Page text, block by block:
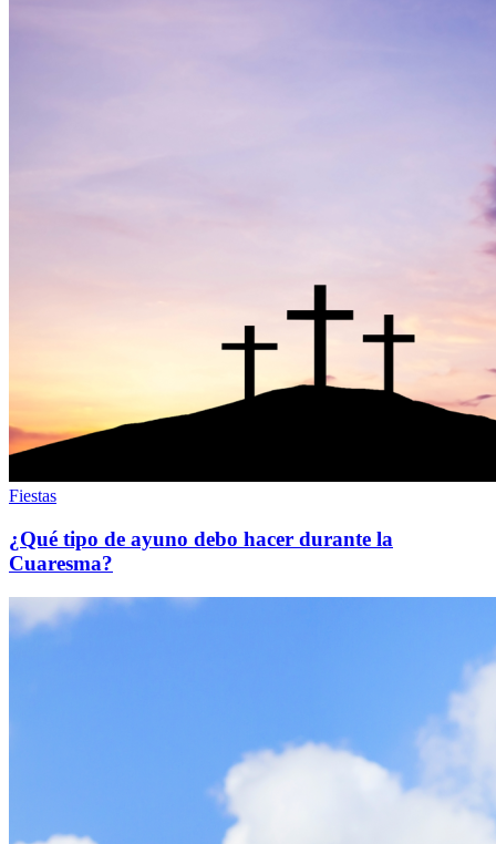
Fiestas
¿Qué tipo de ayuno debo hacer durante la
Cuaresma?